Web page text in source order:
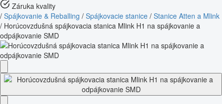
Záruka kvality
/ Spájkovanie & Reballing / Spájkovacie stanice / Stanice Atten a Mlink
/ Horúcovzdušná spájkovacia stanica Mlink H1 na spájkovanie a
odpájkovanie SMD